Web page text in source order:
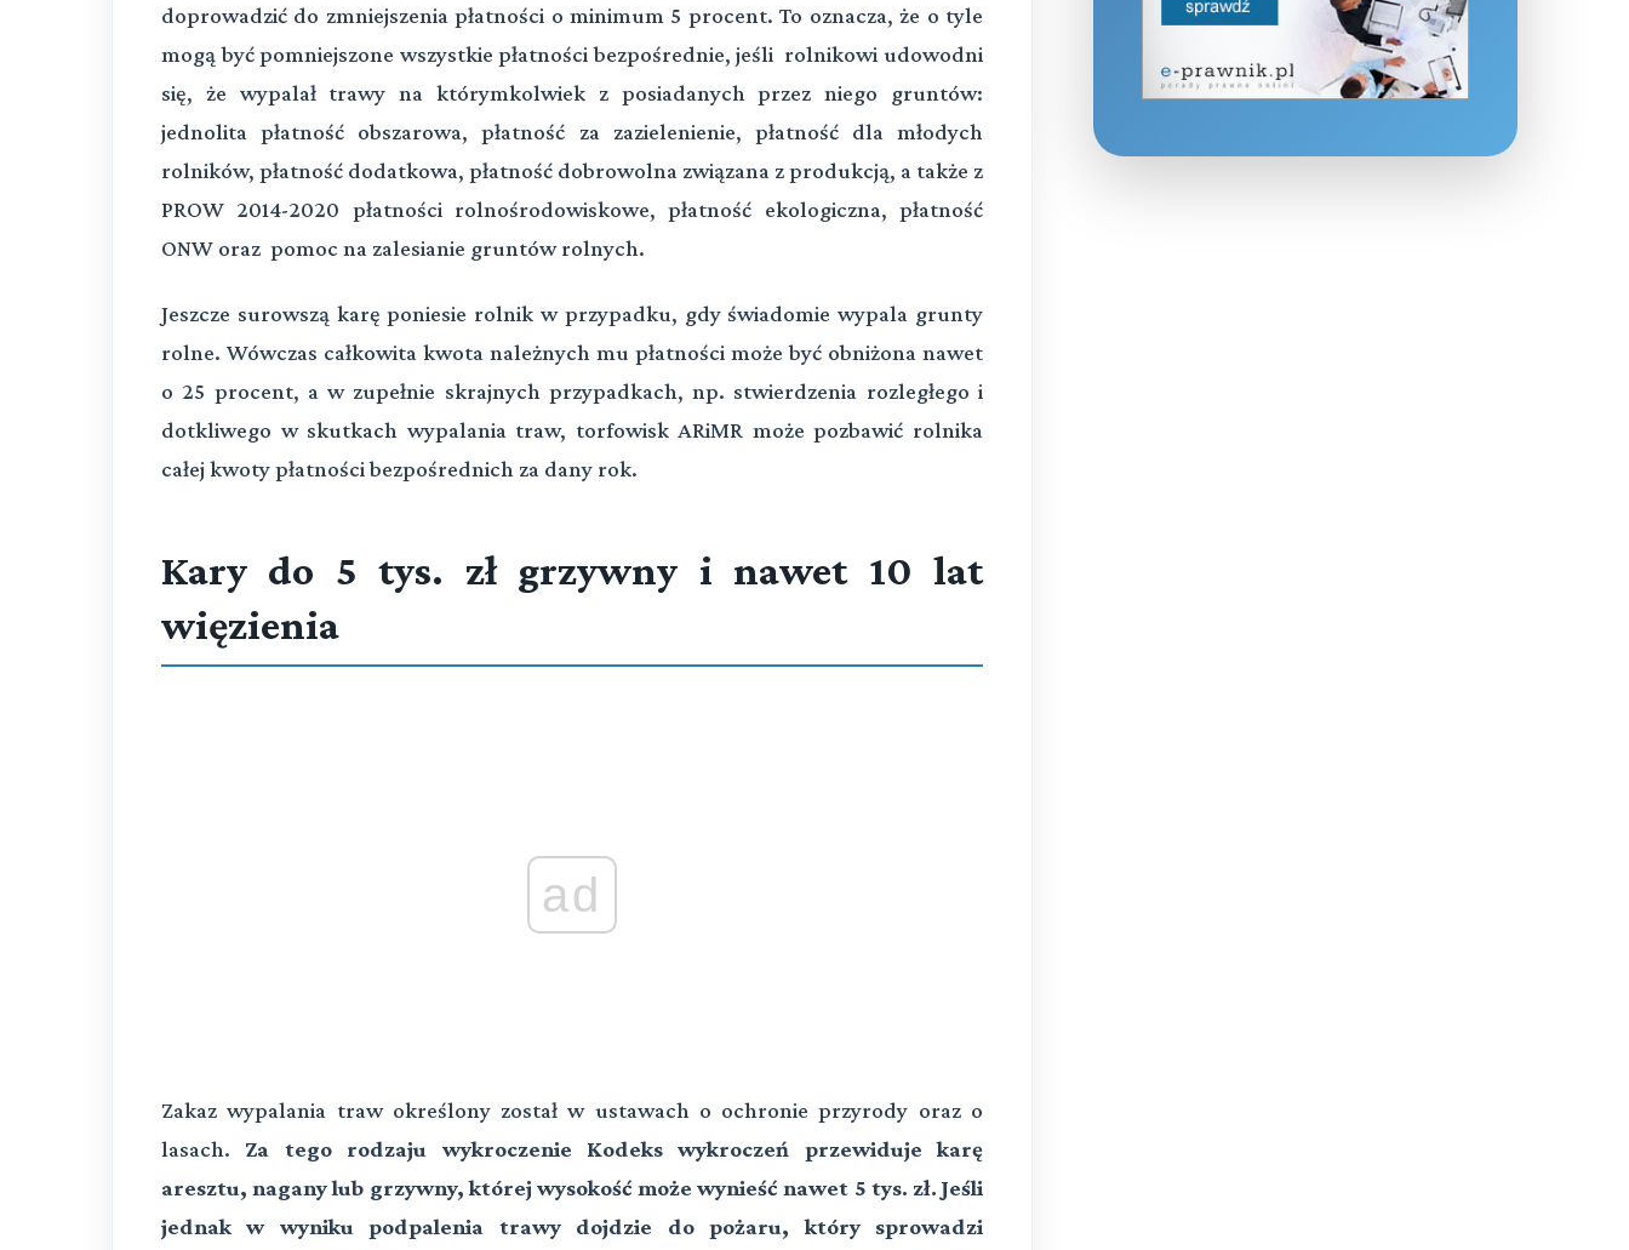
doprowadzić do zmniejszenia płatności o minimum 5 procent. To oznacza, że o tyle
mogą być pomniejszone wszystkie płatności bezpośrednie, jeśli rolnikowi udowodni
się, że wypalał trawy na którymkolwiek z posiadanych przez niego gruntów:
jednolita płatność obszarowa, płatność za zazielenienie, płatność dla młodych
rolników, płatność dodatkowa, płatność dobrowolna związana z produkcją, a także z
PROW 2014-2020 płatności rolnośrodowiskowe, płatność ekologiczna, płatność
ONW oraz pomoc na zalesianie gruntów rolnych.
Jeszcze surowszą karę poniesie rolnik w przypadku, gdy świadomie wypala grunty
rolne. Wówczas całkowita kwota należnych mu płatności może być obniżona nawet
o 25 procent, a w zupełnie skrajnych przypadkach, np. stwierdzenia rozległego i
dotkliwego w skutkach wypalania traw, torfowisk ARiMR może pozbawić rolnika
całej kwoty płatności bezpośrednich za dany rok.
Kary do 5 tys. zł grzywny i nawet 10 lat
więzienia
ad
Zakaz wypalania traw określony został w ustawach o ochronie przyrody oraz o
lasach. Za tego rodzaju wykroczenie Kodeks wykroczeń przewiduje karę
aresztu, nagany lub grzywny, której wysokość może wynieść nawet 5 tys. zł. Jeśli
jednak w wyniku podpalenia trawy dojdzie do pożaru, który sprowadzi